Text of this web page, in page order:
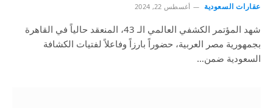
عقارات السعودية أغسطس 22, 2024
شهد المؤتمر الكشفي العالمي الـ 43، المنعقد حالياً في القاهرة
بجمهورية مصر العربية، حضوراً بارزاً وفاعلاً لفتيات الكشافة
السعودية ضمن…